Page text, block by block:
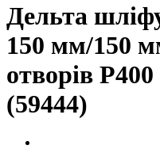
Дельта
150 мм/150
отворів
(59444)